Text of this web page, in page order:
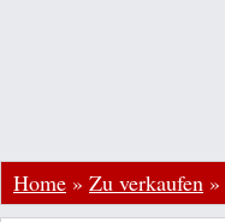
Home » Zu verkaufen »